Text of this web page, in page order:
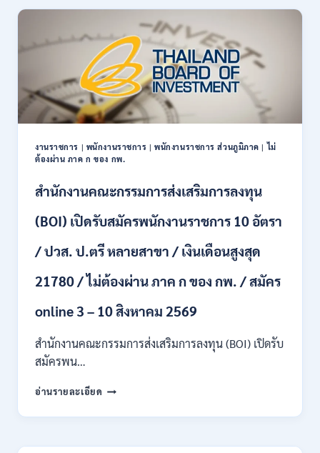
เปิด
สมัคร
บุคคล
เพื่อ
เป็น
พนักงาน
11
อัตรา
ป.ตรี
ทุก
และ
ขึ้น
/
ต้อง
ภาค
กพ.
เดือน
/
งานราชการ | พนักงานราชการ |พนักงานราชการ ส่วนภูมิภาค |ไม่
ต้องผ่าน ภาค ก ของ กพ.
สำนักงานคณะกรรมการส่งเสริมการลงทุน
(BOI) เปิดรับสมัครพนักงานราชการ 10 อัตรา
/ ปวส. ป.ตรี หลายสาขา / เงินเดือนสูงสุด
21780 / ไม่ต้องผ่าน ภาค ก ของ กพ. / สมัคร
online 3 – 10 สิงหาคม 2569
สำนักงานคณะกรรมการส่งเสริมการลงทุน (BOI) เปิดรับ
สมัครพน…
อ่านรายละเอียด สำนักงาน
กรรมการ
เสริม